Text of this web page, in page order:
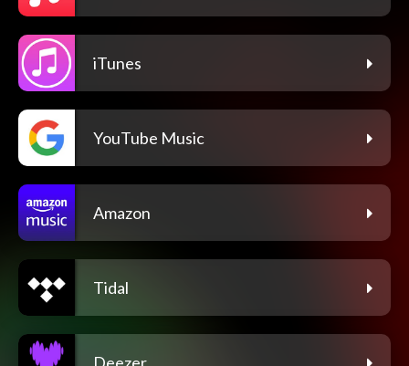
iTunes
YouTube Music
Amazon
Tidal